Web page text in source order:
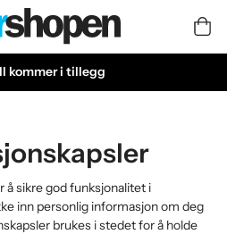
kommer i tillegg
å sikre god funksjonalitet i
inn personlig informasjon om deg
brukes i stedet for å holde